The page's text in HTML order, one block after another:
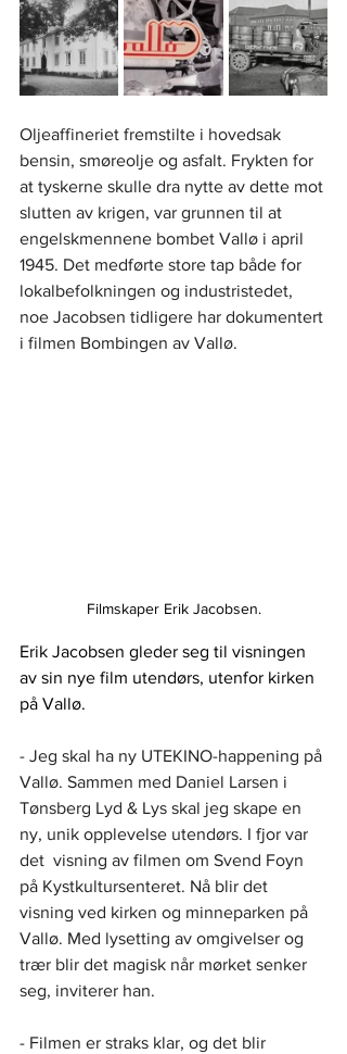
Oljeaffineriet fremstilte i hovedsak
bensin, smøreolje og asfalt. Frykten for
at tyskerne skulle dra nytte av dette mot
slutten av krigen, var grunnen til at
engelskmennene bombet Vallø i april
1945. Det medførte store tap både for
lokalbefolkningen og industristedet,
noe Jacobsen tidligere har dokumentert
i filmen Bombingen av Vallø.
Filmskaper Erik Jacobsen.
Erik Jacobsen gleder seg til visningen
av sin nye film utendørs, utenfor kirken
på Vallø.
- Jeg skal ha ny UTEKINO-happening på
Vallø. Sammen med Daniel Larsen i
Tønsberg Lyd & Lys skal jeg skape en
ny, unik opplevelse utendørs. I fjor var
det  visning av filmen om Svend Foyn
på Kystkultursenteret. Nå blir det
visning ved kirken og minneparken på
Vallø. Med lysetting av omgivelser og
trær blir det magisk når mørket senker
seg, inviterer han.
- Filmen er straks klar, og det blir